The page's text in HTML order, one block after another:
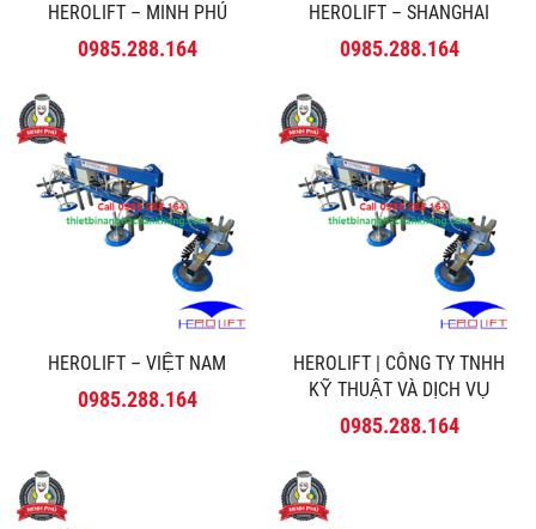
HEROLIFT – MINH PHÚ
0985.288.164
HEROLIFT – SHANGHAI
0985.288.164
HEROLIFT – VIỆT NAM
0985.288.164
HEROLIFT | CÔNG TY TNHH
KỸ THUẬT VÀ DỊCH VỤ
MINH PHÚ
0985.288.164